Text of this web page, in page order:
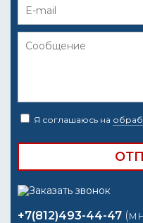
Я соглашаюсь на
+7(812)493-44-47